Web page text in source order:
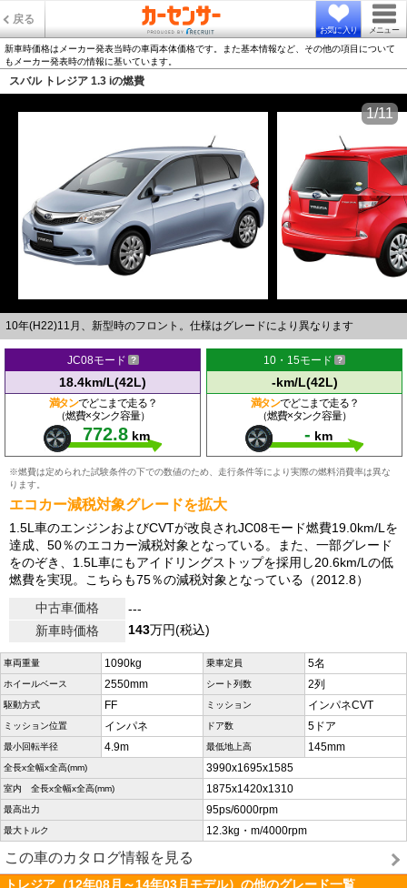
戻る
お気に入り メニュー
新車時価格はメーカー発表当時の車両本体価格です。また基本情報など、その他の項目について
もメーカー発表時の情報に基いています。
スバル トレジア 1.3 iの燃費
10年(H22)11月、新型時のフロント。仕様はグレードにより異なります
1/11
JC08モード
18.4km/L(42L)
満タンでどこまで走る？
（燃費×タンク容量）
772.8 km
10・15モード
-km/L(42L)
満タンでどこまで走る？
（燃費×タンク容量）
- km
※燃費は定められた試験条件の下での数値のため、走行条件等により実際の燃料消費率は異な
ります。
エコカー減税対象グレードを拡大
1.5L車のエンジンおよびCVTが改良されJC08モード燃費19.0km/Lを
達成、50％のエコカー減税対象となっている。また、一部グレード
をのぞき、1.5L車にもアイドリングストップを採用し20.6km/Lの低
燃費を実現。こちらも75％の減税対象となっている（2012.8）
中古車価格
---
新車時価格
143万円(税込)
車両重量 1090kg 乗車定員 5名
ホイールベース 2550mm シート列数 2列
駆動方式 FF ミッション インパネCVT
ミッション位置 インパネ ドア数 5ドア
最小回転半径 4.9m 最低地上高 145mm
全長x全幅x全高(mm) 3990x1695x1585
室内 全長x全幅x全高(mm) 1875x1420x1310
最高出力 95ps/6000rpm
最大トルク 12.3kg・m/4000rpm
この車のカタログ情報を見る
トレジア（12年08月～14年03月モデル）の他のグレード一覧